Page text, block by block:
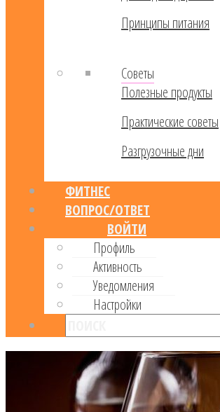
Принципы питания
Советы
Полезные продукты
Практические советы
Разгрузочные дни
ФИТНЕС
ВОПРОС/ОТВЕТ
ВОЙТИ
Профиль
Активность
Уведомления
Настройки